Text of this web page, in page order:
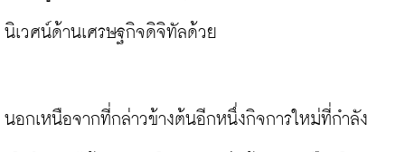
นิเวศน์ด้านเศรษฐกิจดิจิทัลด้วย
นอกเหนือจากที่กล่าวข้างต้นอีกหนึ่งกิจการใหม่ที่กำลัง